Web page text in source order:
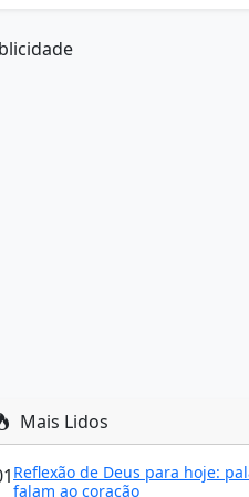
Mais Lidos
Reflexão de Deus para hoje:
falam ao coração